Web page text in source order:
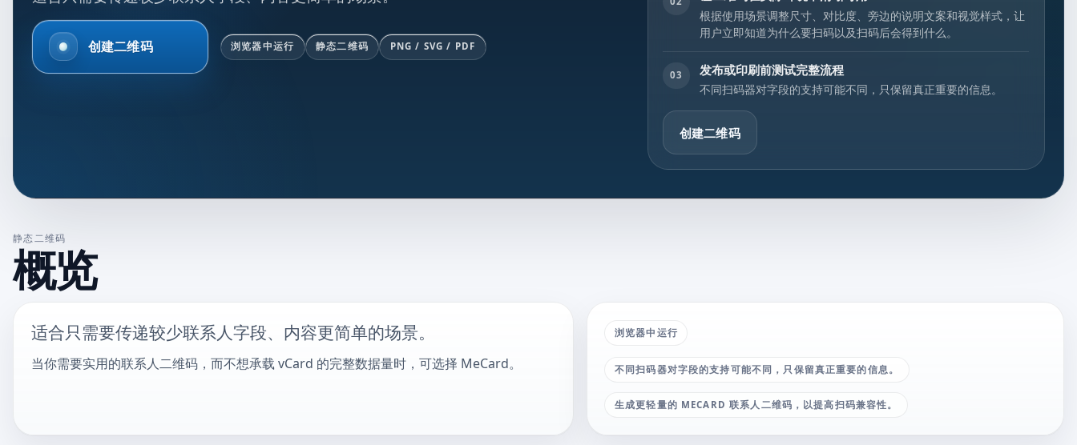
创建二维码 浏览器中运行 静态二维码 PNG / SVG / PDF
根据使用场景调整尺寸、对比度、旁边的说明文案和视觉样式，让
用户立即知道为什么要扫码以及扫码后会得到什么。
03 发布或印刷前测试完整流程
不同扫码器对字段的支持可能不同，只保留真正重要的信息。
创建二维码
静态二维码
概览
适合只需要传递较少联系人字段、内容更简单的场景。
当你需要实用的联系人二维码，而不想承载 vCard 的完整数据量时，可选择 MeCard。
浏览器中运行
不同扫码器对字段的支持可能不同，只保留真正重要的信息。
生成更轻量的 MECARD 联系人二维码，以提高扫码兼容性。